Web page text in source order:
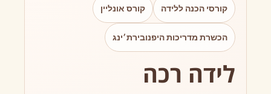
קורסי הכנה ללידה קורס אונליין
הכשרת מדריכות היפנובירת׳ינג
לידה רכה